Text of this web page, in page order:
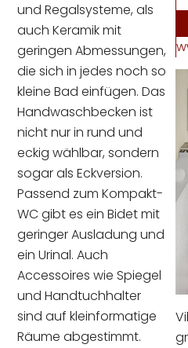
und Regalsysteme, als
auch Keramik mit
geringen Abmessungen,
die sich in jedes noch so
kleine Bad einfügen. Das
Handwaschbecken ist
nicht nur in rund und
eckig wählbar, sondern
sogar als Eckversion.
Passend zum Kompakt-
WC gibt es ein Bidet mit
geringer Ausladung und
ein Urinal. Auch
Accessoires wie Spiegel
und Handtuchhalter
sind auf kleinformatige
Räume abgestimmt.